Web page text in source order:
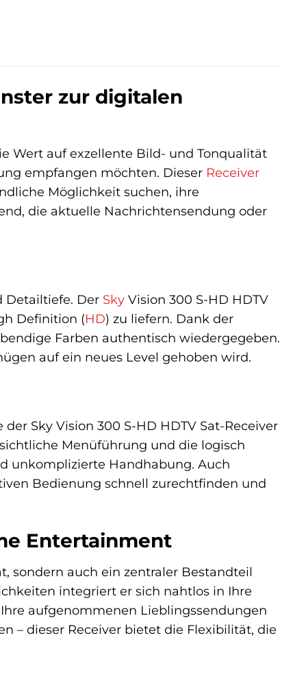
zur digitalen
Wert auf exzellente Bild- und Tonqualität
empfangen möchten. Dieser Receiver
Möglichkeit suchen, ihre
die aktuelle Nachrichtensendung oder
Detailtiefe. Der Sky Vision 300 S-HD HDTV
Definition (HD) zu liefern. Dank der
Farben authentisch wiedergegeben.
auf ein neues Level gehoben wird.
Sky Vision 300 S-HD HDTV Sat-Receiver
Menüführung und die logisch
unkomplizierte Handhabung. Auch
Bedienung schnell zurechtfinden und
Entertainment
sondern auch ein zentraler Bestandteil
integriert er sich nahtlos in Ihre
aufgenommenen Lieblingssendungen
– dieser Receiver bietet die Flexibilität, die